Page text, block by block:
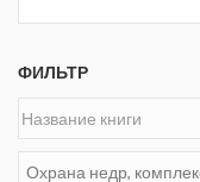
ФИЛЬТР